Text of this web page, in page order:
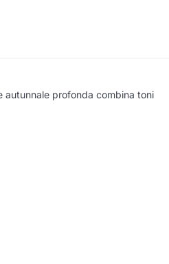
autunnale profonda combina toni